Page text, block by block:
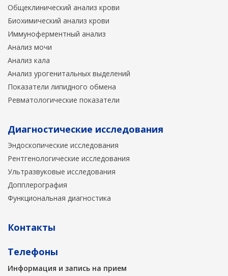
Общеклинический анализ крови
Биохимический анализ крови
Иммуноферментный анализ
Анализ мочи
Анализ кала
Анализ урогенитальных выделений
Показатели липидного обмена
Ревматологические показатели
Диагностические исследования
Эндоскопические исследования
Рентгенологические исследования
Ультразвуковые исследования
Допплерография
Функциональная диагностика
Контакты
Телефоны
Информация и запись на прием